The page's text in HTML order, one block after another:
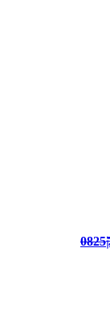
0825